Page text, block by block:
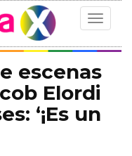
Toggle
escenas
Elordi
‘¡Es un